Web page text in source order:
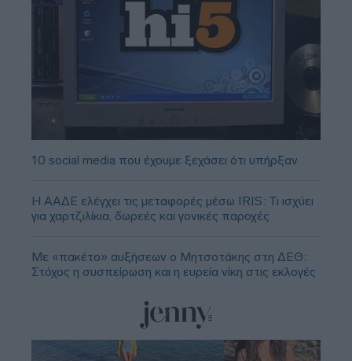
10 social media που έχουμε ξεχάσει ότι υπήρξαν
Η ΑΑΔΕ ελέγχει τις μεταφορές μέσω IRIS: Τι ισχύει
για χαρτζιλίκια, δωρεές και γονικές παροχές
Με «πακέτο» αυξήσεων ο Μητσοτάκης στη ΔΕΘ:
Στόχος η συσπείρωση και η ευρεία νίκη στις εκλογές